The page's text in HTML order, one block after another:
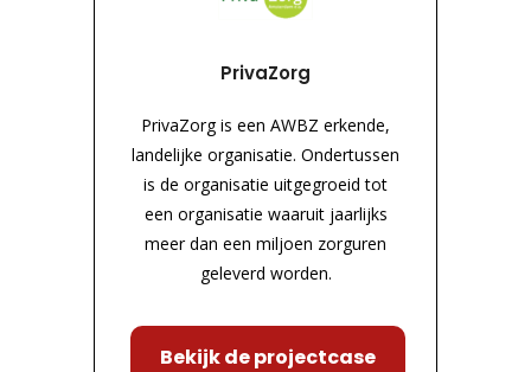
PrivaZorg
PrivaZorg is een AWBZ erkende,
landelijke organisatie. Ondertussen
is de organisatie uitgegroeid tot
een organisatie waaruit jaarlijks
meer dan een miljoen zorguren
geleverd worden.
Bekijk de projectcase